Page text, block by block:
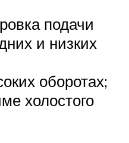
подачи
и низких
оборотах;
холостого